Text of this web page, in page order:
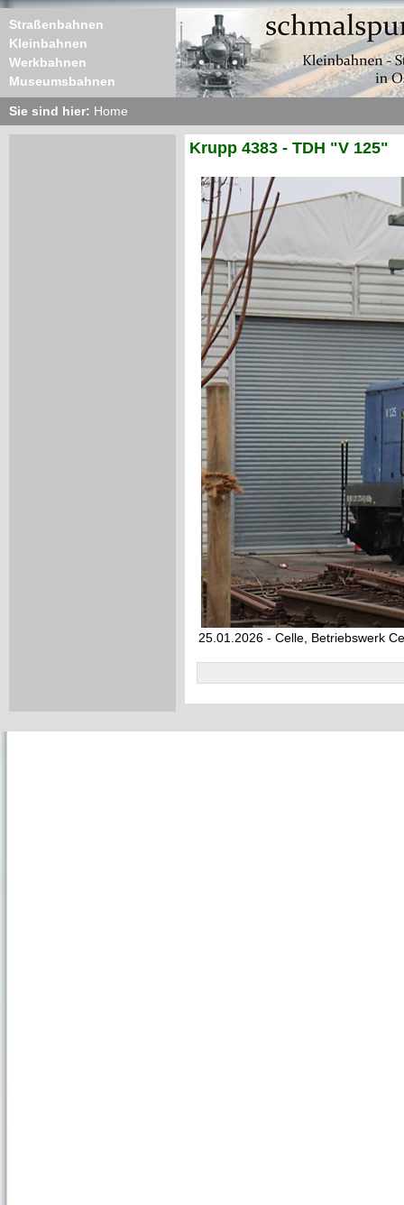
Straßenbahnen
Kleinbahnen
Werkbahnen
Museumsbahnen
Sie sind hier: Home
Krupp 4383 - TDH "V 125"
25.01.2026 - Celle, Betriebswerk